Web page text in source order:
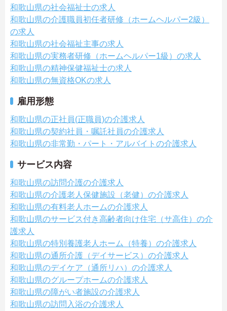
和歌山県の社会福祉士の求人
和歌山県の介護職員初任者研修（ホームヘルパー2級）
の求人
和歌山県の社会福祉主事の求人
和歌山県の実務者研修（ホームヘルパー1級）の求人
和歌山県の精神保健福祉士の求人
和歌山県の無資格OKの求人
雇用形態
和歌山県の正社員(正職員)の介護求人
和歌山県の契約社員・嘱託社員の介護求人
和歌山県の非常勤・パート・アルバイトの介護求人
サービス内容
和歌山県の訪問介護の介護求人
和歌山県の介護老人保健施設（老健）の介護求人
和歌山県の有料老人ホームの介護求人
和歌山県のサービス付き高齢者向け住宅（サ高住）の介
護求人
和歌山県の特別養護老人ホーム（特養）の介護求人
和歌山県の通所介護（デイサービス）の介護求人
和歌山県のデイケア（通所リハ）の介護求人
和歌山県のグループホームの介護求人
和歌山県の障がい者施設の介護求人
和歌山県の訪問入浴の介護求人